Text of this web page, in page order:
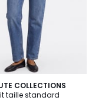
COLLECTIONS
taille standard